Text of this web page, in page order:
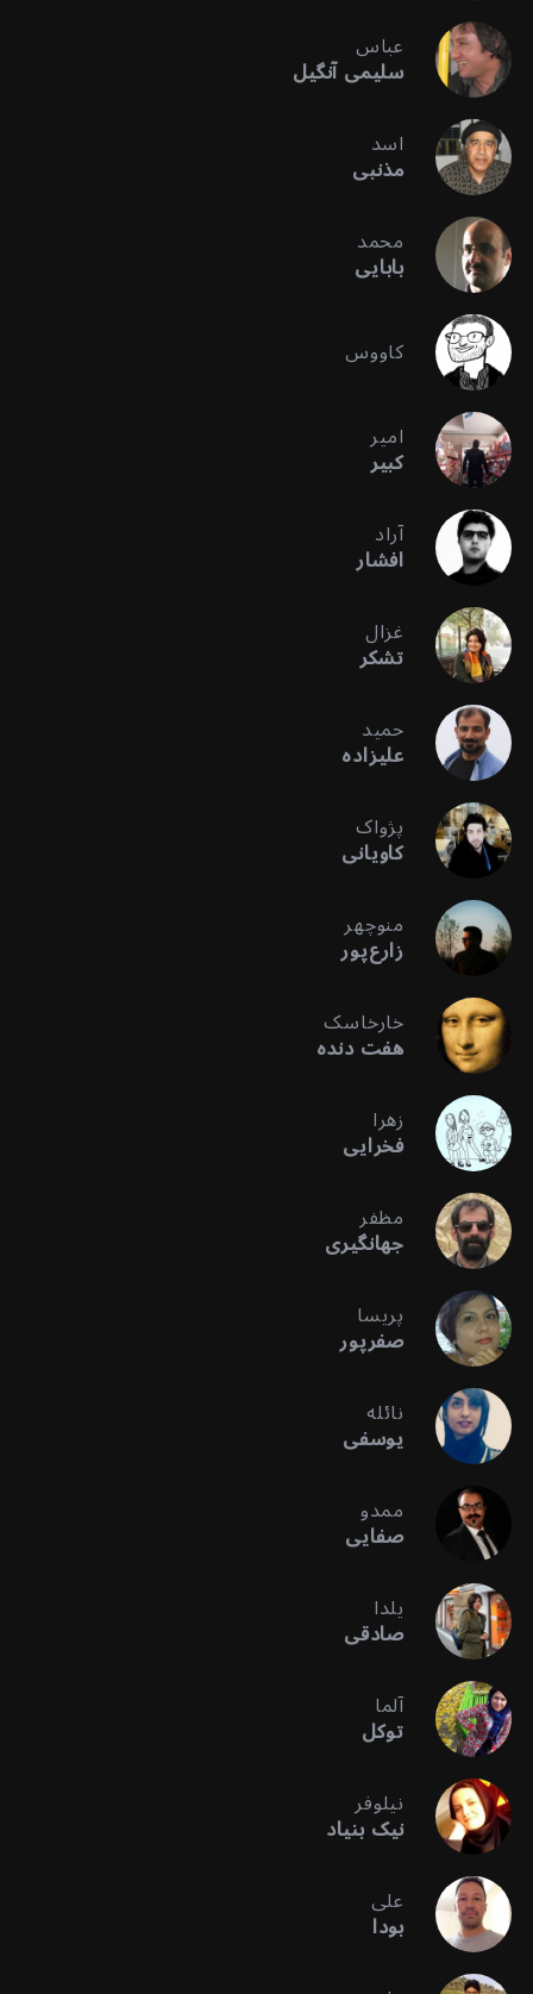
عباس
سلیمی آنگیل
اسد
مذنبی
محمد
بابایی
کاووس
امیر
کبیر
آراد
افشار
غزال
تشکر
حمید
علیزاده
پژواک
کاویانی
منوچهر
زارع‌پور
خارخاسک
هفت دنده
زهرا
فخرایی
مظفر
جهانگیری
پریسا
صفرپور
نائله
یوسفی
ممدو
صفایی
یلدا
صادقی
آلما
توکل
نیلوفر
نیک بنیاد
علی
بودا